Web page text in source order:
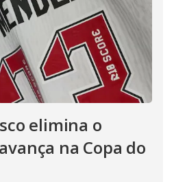
elimina o
na Copa do